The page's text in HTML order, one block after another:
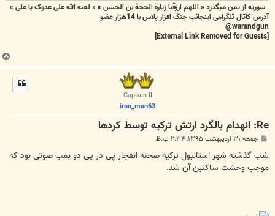
سوریه از یمن میگذرد « اللهم ارزقنا زيارة الحجة بن الحسن » « لعنة الله علی عدوک یا علی »
آدرس کاتال تلگرامی اینجانب جنگ افزار پلاس با 14هزار عضو
warandgun@
[External Link Removed for Guests]
Captain II
iron_man63
Re: انهدام بالگرد ارتش ترکیه توسط کردها
ت
جمعه ۳۱ اردیبهشت ۱۳۹۵, ۲:۳۴ ب.ظ
شب گذشته شهر استانبول ترکیه صحنه انفجار پی در پی دو بمب صوتی بود که
موجب وحشت ساکنین آن شد.